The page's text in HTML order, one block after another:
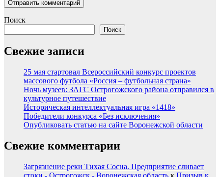
Поиск
Поиск
Свежие записи
25 мая стартовал Всероссийский конкурс проектов
массового футбола «Россия – футбольная страна»
Ночь музеев: ЗАГС Острогожского района отправился в
культурное путешествие
Историческая интеллектуальная игра «1418»
Победители конкурса «Без исключения»
Опубликовать статью на сайте Воронежской области
Свежие комментарии
Загрязнение реки Тихая Сосна. Предприятие сливает
стоки - Острогожск - Воронежская область к Призыв к